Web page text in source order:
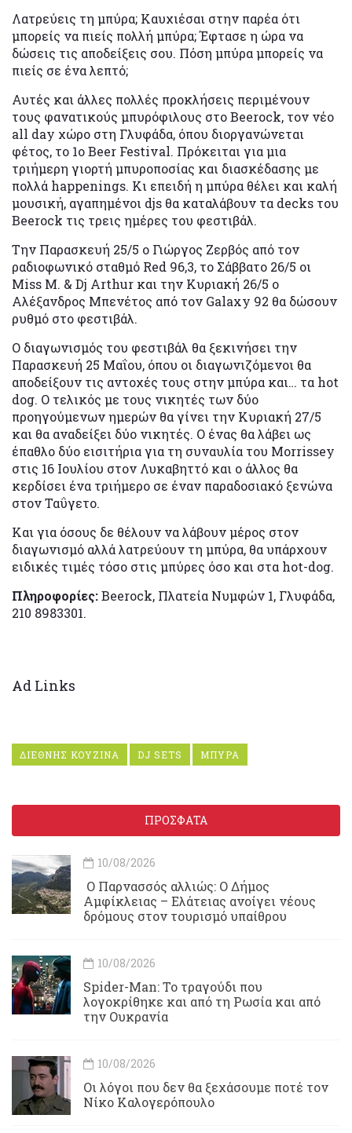
Λατρεύεις τη μπύρα; Kαυχιέσαι στην παρέα ότι
μπορείς να πιείς πολλή μπύρα; Έφτασε η ώρα να
δώσεις τις αποδείξεις σου. Πόση μπύρα μπορείς να
πιείς σε ένα λεπτό;
Αυτές και άλλες πολλές προκλήσεις περιμένουν
τους φανατικούς μπυρόφιλους στο Beerock, τον νέο
all day χώρο στη Γλυφάδα, όπου διοργανώνεται
φέτος, το 1ο Beer Festival. Πρόκειται για μια
τριήμερη γιορτή μπυροποσίας και διασκέδασης με
πολλά happenings. Κι επειδή η μπύρα θέλει και καλή
μουσική, αγαπημένοι djs θα καταλάβουν τα decks του
Beerock τις τρεις ημέρες του φεστιβάλ.
Την Παρασκευή 25/5 ο Γιώργος Ζερβός από τον
ραδιοφωνικό σταθμό Red 96,3, τo Σάββατο 26/5 οι
Miss M. & Dj Arthur και την Κυριακή 26/5 ο
Αλέξανδρος Μπενέτος από τον Galaxy 92 θα δώσουν
ρυθμό στο φεστιβάλ.
Ο διαγωνισμός του φεστιβάλ θα ξεκινήσει την
Παρασκευή 25 Μαΐου, όπου οι διαγωνιζόμενοι θα
αποδείξουν τις αντοχές τους στην μπύρα και… τα hot
dog. O τελικός με τους νικητές των δύο
προηγούμενων ημερών θα γίνει την Κυριακή 27/5
και θα αναδείξει δύο νικητές. Ο ένας θα λάβει ως
έπαθλο δύο εισιτήρια για τη συναυλία του Morrissey
στις 16 Ιουλίου στον Λυκαβηττό και ο άλλος θα
κερδίσει ένα τριήμερο σε έναν παραδοσιακό ξενώνα
στον Ταΰγετο.
Και για όσους δε θέλουν να λάβουν μέρος στον
διαγωνισμό αλλά λατρεύουν τη μπύρα, θα υπάρχουν
ειδικές τιμές τόσο στις μπύρες όσο και στα hot-dog.
Πληροφορίες:Beerock, Πλατεία Νυμφών 1, Γλυφάδα,
210 8983301.
Ad Links
ΔΙΕΘΝΗΣ ΚΟΥΖΙΝΑ DJ SETS ΜΠΥΡΑ
ΠΡΟΣΦΑΤΑ
10/08/2026
Ο Παρνασσός αλλιώς: Ο Δήμος
Αμφίκλειας – Ελάτειας ανοίγει νέους
δρόμους στον τουρισμό υπαίθρου
10/08/2026
Spider-Man: Το τραγούδι που
λογοκρίθηκε και από τη Ρωσία και από
την Ουκρανία
10/08/2026
Οι λόγοι που δεν θα ξεχάσουμε ποτέ τον
Νίκο Καλογερόπουλο